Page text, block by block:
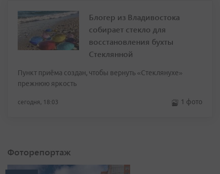
Блогер из Владивостока
собирает стекло для
восстановления бухты
Стеклянной
Пункт приёма создан, чтобы вернуть «Стеклянухе»
прежнюю яркость
сегодня, 18:03 1 фото
Фоторепортаж